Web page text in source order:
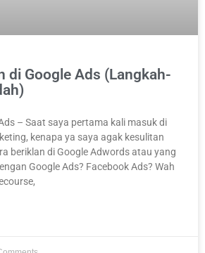
di Google Ads (Langkah-
– Saat saya pertama kali masuk di
kenapa ya saya agak kesulitan
beriklan di Google Adwords atau yang
Google Ads? Facebook Ads? Wah